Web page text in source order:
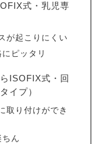
式・乳児専
が起こりにくい
ピッタリ
ISOFIX式・回
イプ）
取り付けができ
ん